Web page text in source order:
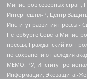
Министров северных стран,
Интернешнл-Р, Центр
Институт развития прессы -
Петербурге Совета
прессы, Гражданский
по сохранению наследия
МЕМО. РУ, Институт
Информации, Экозащита!-